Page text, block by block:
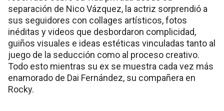
separación de Nico Vázquez, la actriz sorprendió a
sus seguidores con collages artísticos, fotos
inéditas y videos que desbordaron complicidad,
guiños visuales e ideas estéticas vinculadas tanto al
juego de la seducción como al proceso creativo.
Todo esto mientras su ex se muestra cada vez más
enamorado de Dai Fernández, su compañera en
Rocky.